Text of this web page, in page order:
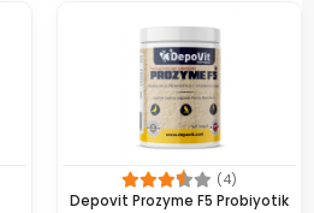
(4)
Depovit Prozyme F5 Probiyotik